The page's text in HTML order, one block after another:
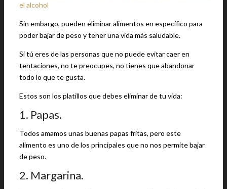
el alcohol
Sin embargo, pueden eliminar alimentos en específico para
poder bajar de peso y tener una vida más saludable.
Si tú eres de las personas que no puede evitar caer en
tentaciones, no te preocupes, no tienes que abandonar
todo lo que te gusta.
Estos son los platillos que debes eliminar de tu vida:
1. Papas.
Todos amamos unas buenas papas fritas, pero este
alimento es uno de los principales que no nos permite bajar
de peso.
2. Margarina.